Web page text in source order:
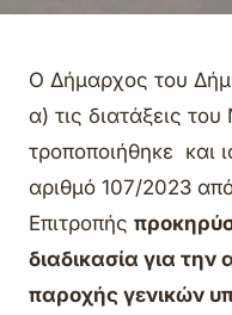
Ο Δήμαρχος του
α) τις διατάξεις
τροποποιήθηκε και
αριθμό 107/2023
Επιτροπής
διαδικασία για την
παροχής γενικών